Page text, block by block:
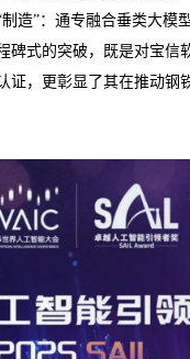
造”：通专融合垂类大模
碑式的突破，既是对宝信
证，更彰显了其在推动钢